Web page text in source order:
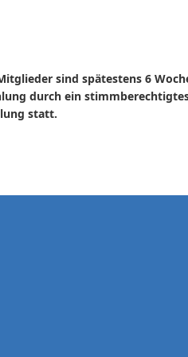
sind spätestens 6
durch ein
statt.